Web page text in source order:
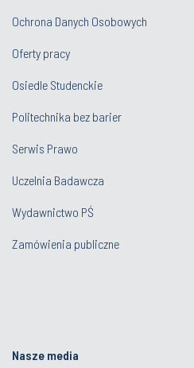
Ochrona Danych Osobowych
Oferty pracy
Osiedle Studenckie
Politechnika bez barier
Serwis Prawo
Uczelnia Badawcza
Wydawnictwo PŚ
Zamówienia publiczne
Nasze media